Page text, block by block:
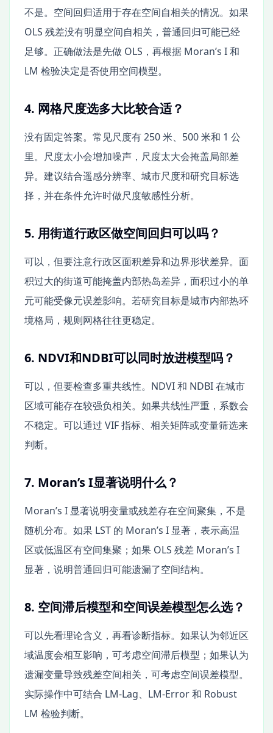
不是。空间回归适用于存在空间自相关的情况。如果
OLS 残差没有明显空间自相关，普通回归可能已经
足够。正确做法是先做 OLS，再根据 Moran’s I 和
LM 检验决定是否使用空间模型。
4. 网格尺度选多大比较合适？
没有固定答案。常见尺度有 250 米、500 米和 1 公
里。尺度太小会增加噪声，尺度太大会掩盖局部差
异。建议结合遥感分辨率、城市尺度和研究目标选
择，并在条件允许时做尺度敏感性分析。
5. 用街道行政区做空间回归可以吗？
可以，但要注意行政区面积差异和边界形状差异。面
积过大的街道可能掩盖内部热岛差异，面积过小的单
元可能受像元误差影响。若研究目标是城市内部热环
境格局，规则网格往往更稳定。
6. NDVI和NDBI可以同时放进模型吗？
可以，但要检查多重共线性。NDVI 和 NDBI 在城市
区域可能存在较强负相关。如果共线性严重，系数会
不稳定。可以通过 VIF 指标、相关矩阵或变量筛选来
判断。
7. Moran’s I显著说明什么？
Moran’s I 显著说明变量或残差存在空间聚集，不是
随机分布。如果 LST 的 Moran’s I 显著，表示高温
区或低温区有空间集聚；如果 OLS 残差 Moran’s I
显著，说明普通回归可能遗漏了空间结构。
8. 空间滞后模型和空间误差模型怎么选？
可以先看理论含义，再看诊断指标。如果认为邻近区
域温度会相互影响，可考虑空间滞后模型；如果认为
遗漏变量导致残差空间相关，可考虑空间误差模型。
实际操作中可结合 LM-Lag、LM-Error 和 Robust
LM 检验判断。